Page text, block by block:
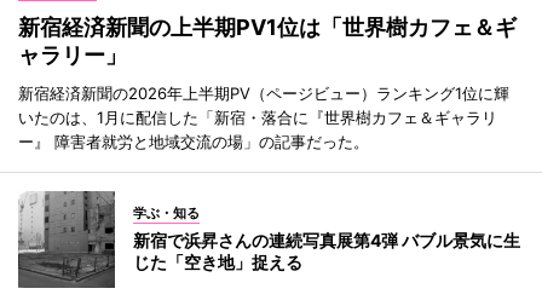
新宿経済新聞の上半期PV1位は「世界樹カフェ＆ギ
ャラリー」
新宿経済新聞の2026年上半期PV（ページビュー）ランキング1位に輝
いたのは、1月に配信した「新宿・落合に『世界樹カフェ＆ギャラリ
ー』 障害者就労と地域交流の場」の記事だった。
学ぶ・知る
新宿で浜昇さんの連続写真展第4弾 バブル景気に生
じた「空き地」捉える